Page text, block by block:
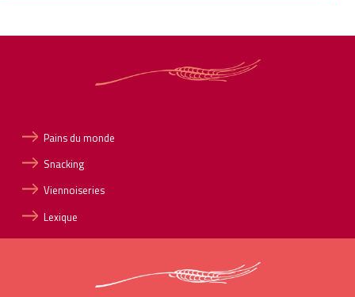
Pains du monde
Snacking
Viennoiseries
Lexique